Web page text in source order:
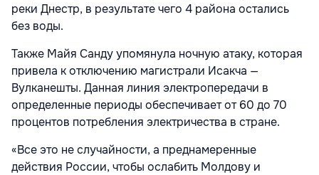
реки Днестр, в результате чего 4 района остались
без воды.
Также Майя Санду упомянула ночную атаку, которая
привела к отключению магистрали Исакча —
Вулканешты. Данная линия электропередачи в
определенные периоды обеспечивает от 60 до 70
процентов потребления электричества в стране.
«Все это не случайности, а преднамеренные
действия России, чтобы ослабить Молдову и